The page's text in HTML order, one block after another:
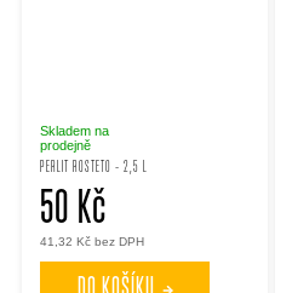
PERLIT ROSTETO - 2,5 L
Skladem na
prodejně
41,32 Kč bez DPH
50 Kč
DO KOŠÍKU